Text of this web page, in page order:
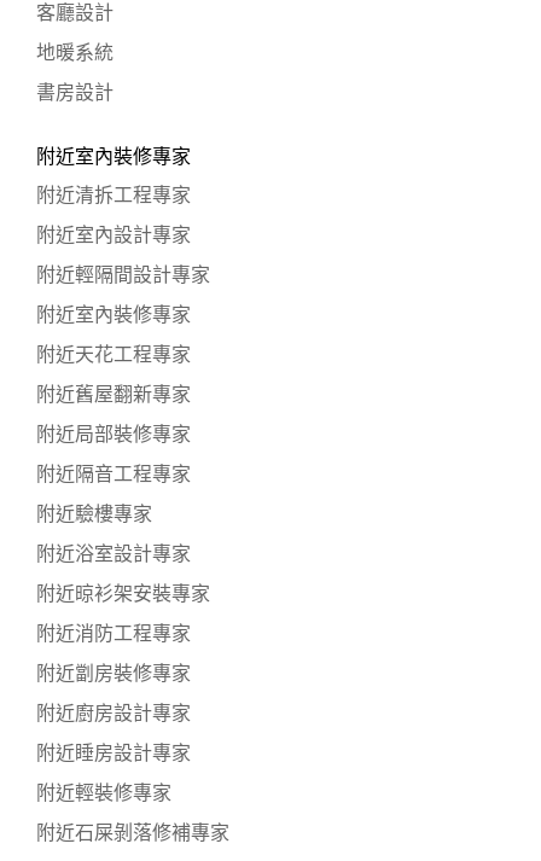
客廳設計
地暖系統
書房設計
附近室內裝修專家
附近清拆工程專家
附近室內設計專家
附近輕隔間設計專家
附近室內裝修專家
附近天花工程專家
附近舊屋翻新專家
附近局部裝修專家
附近隔音工程專家
附近驗樓專家
附近浴室設計專家
附近晾衫架安裝專家
附近消防工程專家
附近劏房裝修專家
附近廚房設計專家
附近睡房設計專家
附近輕裝修專家
附近石屎剝落修補專家